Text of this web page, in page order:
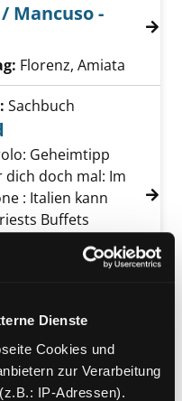
Dienste
Cookies und
zur Verarbeitung
IP-Adressen).
Bella Maria / Mancuso
Mancuso -
Verfasser
Florenz, Amiata
Italien Nord anzeigen
Sachbuch
Geheimtipp
doch mal: Im
: Italien kann
Buffets
Sabine
Suche
Ostfildern, Mairdu
Italien hören anzeigen
Literatur CD
durch die
den Etruskern bis